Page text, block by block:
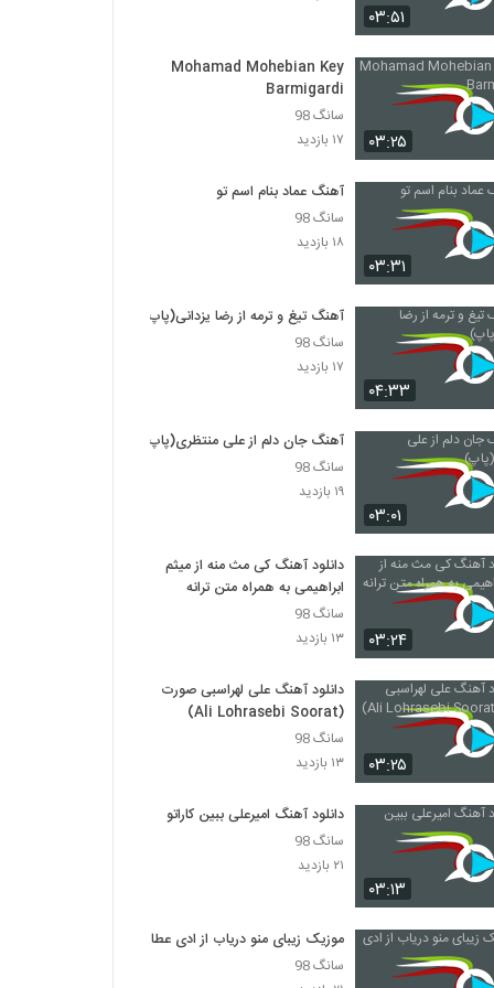
۱,۲۵۳ بازدید
دانلود آهنگ فاتح نورایی عزیزم چته
۱,۰۸۹ بازدید
Band Khaastam)
۱,۷۰۸ بازدید
دانلود آهنگ وحید یگانه سن منیم سن
۱,۹۷۵ بازدید
۰۳:۵۱
۰۳:۲۵
Mohamad Mohebian Key
Barmigardi
سانگ 98
۱۷ بازدید
۰۳:۳۱
آهنگ عماد بنام اسم تو
سانگ 98
۱۸ بازدید
۰۴:۳۳
آهنگ تیغ و ترمه از رضا یزدانی(پاپ)
سانگ 98
۱۷ بازدید
۰۳:۰۱
آهنگ جان دلم از علی منتظری(پاپ)
سانگ 98
۱۹ بازدید
۰۳:۲۴
دانلود آهنگ کی مث منه از میثم
ابراهیمی به همراه متن ترانه
سانگ 98
۱۳ بازدید
۰۳:۲۵
دانلود آهنگ علی لهراسبی صورت
(Ali Lohrasebi Soorat)
سانگ 98
۱۳ بازدید
۰۳:۱۳
دانلود آهنگ امیرعلی ببین کاراتو
سانگ 98
۲۱ بازدید
موزیک زیبای منو دریاب از ادی عطار
سانگ 98